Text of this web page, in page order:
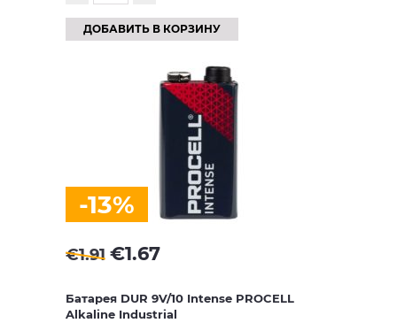
ДОБАВИТЬ В КОРЗИНУ
-13%
€1.91 €1.67
Батарея DUR 9V/10 Intense PROCELL
Alkaline Industrial